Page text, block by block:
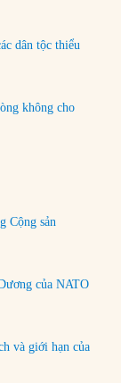
dân tộc thiểu
không cho
Cộng sản
của NATO
và giới hạn của